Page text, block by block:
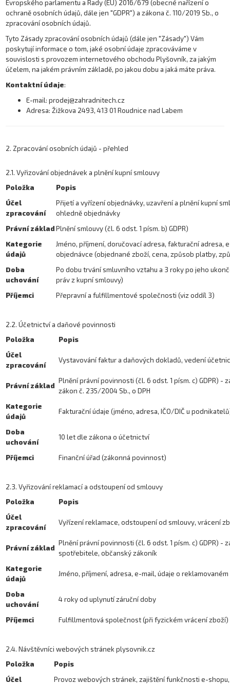
Evropského parlamentu a Rady (EU) 2016/679 (obecné nařízení o
ochraně osobních údajů, dále jen "GDPR") a zákona č. 110/2019 Sb., o
zpracování osobních údajů.
Tyto Zásady zpracování osobních údajů (dále jen "Zásady") Vám
poskytují informace o tom, jaké osobní údaje zpracováváme v
souvislosti s provozem internetového obchodu Plyšovník, za jakým
účelem, na jakém právním základě, po jakou dobu a jaká máte práva.
Kontaktní údaje:
E-mail: prodej@zahradnitech.cz
Adresa: Žižkova 2493, 413 01 Roudnice nad Labem
2. Zpracování osobních údajů - přehled
2.1. Vyřizování objednávek a plnění kupní smlouvy
Položka
Popis
Účel
zpracování
Přijetí a vyřízení objednávky, uzavření a plnění kupní
ohledně objednávky
Právní základ Plnění smlouvy (čl. 6 odst. 1 písm. b) GDPR)
Kategorie
údajů
Jméno, příjmení, doručovací adresa, fakturační adresa,
objednávce (objednané zboží, cena, způsob platby,
Doba
uchování
Po dobu trvání smluvního vztahu a 3 roky po jeho
práv z kupní smlouvy)
Příjemci
Přepravní a fulfillmentové společnosti (viz oddíl 3)
2.2. Účetnictví a daňové povinnosti
Položka
Popis
Účel
zpracování
Vystavování faktur a daňových dokladů, vedení
Právní základ
Plnění právní povinnosti (čl. 6 odst. 1 písm. c) GDPR) -
zákon č. 235/2004 Sb., o DPH
Kategorie
údajů
Fakturační údaje (jméno, adresa, IČO/DIČ u
Doba
uchování
10 let dle zákona o účetnictví
Příjemci Finanční úřad (zákonná povinnost)
2.3. Vyřizování reklamací a odstoupení od smlouvy
Položka
Popis
Účel
zpracování
Vyřízení reklamace, odstoupení od smlouvy, vrácení
Právní základ
Plnění právní povinnosti (čl. 6 odst. 1 písm. c) GDPR) -
spotřebitele, občanský zákoník
Kategorie
údajů
Jméno, příjmení, adresa, e-mail, údaje o
Doba
uchování
4 roky od uplynutí záruční doby
Příjemci Fulfillmentová společnost (při fyzickém vrácení zboží)
2.4. Návštěvníci webových stránek plysovnik.cz
Položka
Popis
Účel
Provoz webových stránek, zajištění funkčnosti e-